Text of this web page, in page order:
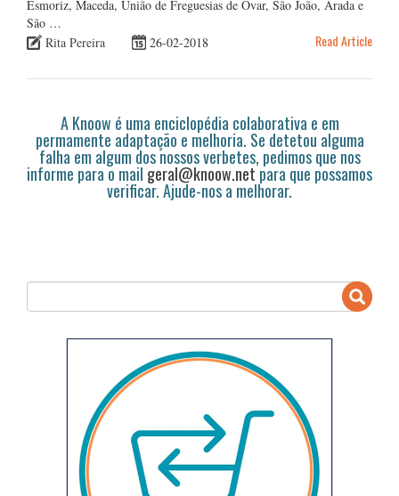
Esmoriz, Maceda, União de Freguesias de Ovar, São João, Arada e
São …
Rita Pereira
26-02-2018 Read Article
A Knoow é uma enciclopédia colaborativa e em
permamente adaptação e melhoria. Se detetou alguma
falha em algum dos nossos verbetes, pedimos que nos
informe para o mail geral@knoow.netpara que possamos
verificar. Ajude-nos a melhorar.